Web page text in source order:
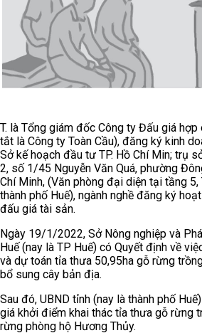
T. là Tổng giám đốc Công ty Đấu giá
tắt là Công ty Toàn Cầu), đăng ký kinh
Sở kế hoạch đầu tư TP. Hồ Chí Min; trụ
2, số 1/45 Nguyễn Văn Quá, phường
Chí Minh, (Văn phòng đại diện tại tầng 5,
thành phố Huế), ngành nghề đăng ký
đấu giá tài sản.
Ngày 19/1/2022, Sở Nông nghiệp và
Huế (nay là TP Huế) có Quyết định về
và dự toán tỉa thưa 50,95ha gỗ rừng
bổ sung cây bản địa.
Sau đó, UBND tỉnh (nay là thành phố
giá khởi điểm khai thác tỉa thưa gỗ rừng
rừng phòng hộ Hương Thủy.